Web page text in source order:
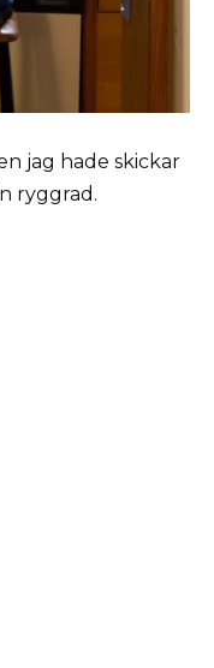
jag hade skickar
ryggrad.